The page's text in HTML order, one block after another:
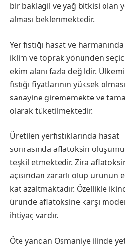
bir baklagil ve yağ bitkisi olan
alması beklenmektedir.
​Yer fıstığı hasat ve
iklim ve toprak yönünden
ekim alanı fazla değildir.
fıstığı fiyatlarının yüksek
sanayine girememekte ve
olarak tüketilmektedir.
​Üretilen yerfıstıklarında hasat
sonrasında aflatoksin
teşkil etmektedir. Zira
açısından zararlı olup ürünün
kat azaltmaktadır. Özellikle
üründe aflatoksine karşı
ihtiyaç vardır.
​Öte yandan Osmaniye ilinde